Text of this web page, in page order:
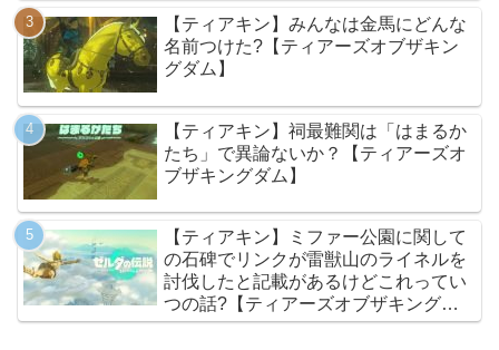
【ティアキン】みんなは金馬にどんな
名前つけた?【ティアーズオブザキン
グダム】
【ティアキン】祠最難関は「はまるか
たち」で異論ないか？【ティアーズオ
ブザキングダム】
【ティアキン】ミファー公園に関して
の石碑でリンクが雷獣山のライネルを
討伐したと記載があるけどこれってい
つの話?【ティアーズオブザキングダ
ム】